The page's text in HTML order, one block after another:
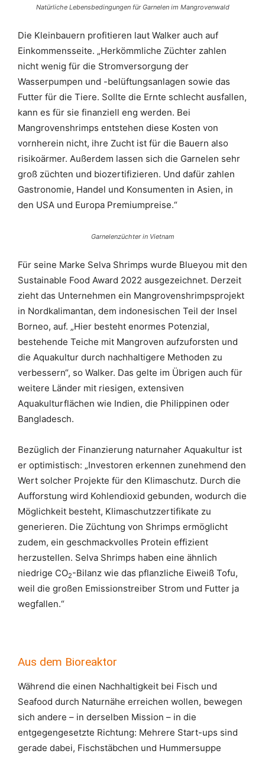
Natürliche Lebensbedingungen für Garnelen im Mangrovenwald
Die Kleinbauern profitieren laut Walker auch auf
Einkommensseite. „Herkömmliche Züchter zahlen
nicht wenig für die Stromversorgung der
Wasserpumpen und -belüftungsanlagen sowie das
Futter für die Tiere. Sollte die Ernte schlecht ausfallen,
kann es für sie finanziell eng werden. Bei
Mangrovenshrimps entstehen diese Kosten von
vornherein nicht, ihre Zucht ist für die Bauern also
risikoärmer. Außerdem lassen sich die Garnelen sehr
groß züchten und biozertifizieren. Und dafür zahlen
Gastronomie, Handel und Konsumenten in Asien, in
den USA und Europa Premiumpreise.“
Garnelenzüchter in Vietnam
Für seine Marke Selva Shrimps wurde Blueyou mit den
Sustainable Food Award 2022 ausgezeichnet. Derzeit
zieht das Unternehmen ein Mangrovenshrimpsprojekt
in Nordkalimantan, dem indonesischen Teil der Insel
Borneo, auf. „Hier besteht enormes Potenzial,
bestehende Teiche mit Mangroven aufzuforsten und
die Aquakultur durch nachhaltigere Methoden zu
verbessern“, so Walker. Das gelte im Übrigen auch für
weitere Länder mit riesigen, extensiven
Aquakulturflächen wie Indien, die Philippinen oder
Bangladesch.
Bezüglich der Finanzierung naturnaher Aquakultur ist
er optimistisch: „Investoren erkennen zunehmend den
Wert solcher Projekte für den Klimaschutz. Durch die
Aufforstung wird Kohlendioxid gebunden, wodurch die
Möglichkeit besteht, Klimaschutzzertifikate zu
generieren. Die Züchtung von Shrimps ermöglicht
zudem, ein geschmackvolles Protein effizient
herzustellen. Selva Shrimps haben eine ähnlich
niedrige CO2-Bilanz wie das pflanzliche Eiweiß Tofu,
weil die großen Emissionstreiber Strom und Futter ja
wegfallen.“
Aus dem Bioreaktor
Während die einen Nachhaltigkeit bei Fisch und
Seafood durch Naturnähe erreichen wollen, bewegen
sich andere – in derselben Mission – in die
entgegengesetzte Richtung: Mehrere Start-ups sind
gerade dabei, Fischstäbchen und Hummersuppe